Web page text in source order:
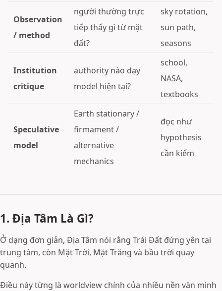
Observation
/ method
người thường trực
tiếp thấy gì từ mặt
đất?
sky rotation,
sun path,
seasons
Institution
critique
authority nào dạy
model hiện tại?
school,
NASA,
textbooks
Speculative
model
Earth stationary /
firmament /
alternative
mechanics
đọc như
hypothesis
cần kiểm
1. Địa Tâm Là Gì?
Ở dạng đơn giản, Địa Tâm nói rằng Trái Đất đứng yên tại
trung tâm, còn Mặt Trời, Mặt Trăng và bầu trời quay
quanh.
Điều này từng là worldview chính của nhiều nền văn minh